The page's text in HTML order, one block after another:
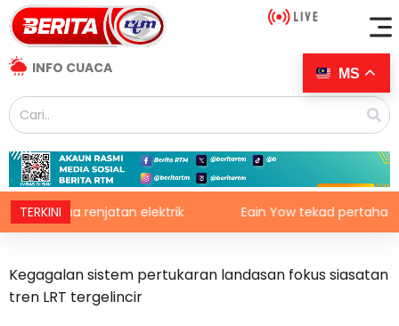
INFO CUACA
TERKINI
renjatan elektrik Eain Yow tekad pertahan pingat
Kegagalan sistem pertukaran landasan fokus siasatan
tren LRT tergelincir
MS